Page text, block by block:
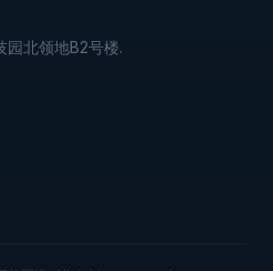
园北领地B2号楼.